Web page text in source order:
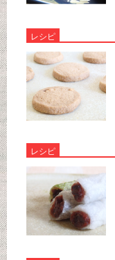
レシピ
レシピ